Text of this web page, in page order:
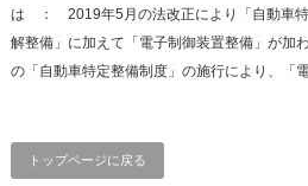
は ： 2019年5月の法改正により「自動車特
解整備」に加えて「電子制御装置整備」が加
の「自動車特定整備制度」の施行により、「
トップページに戻る